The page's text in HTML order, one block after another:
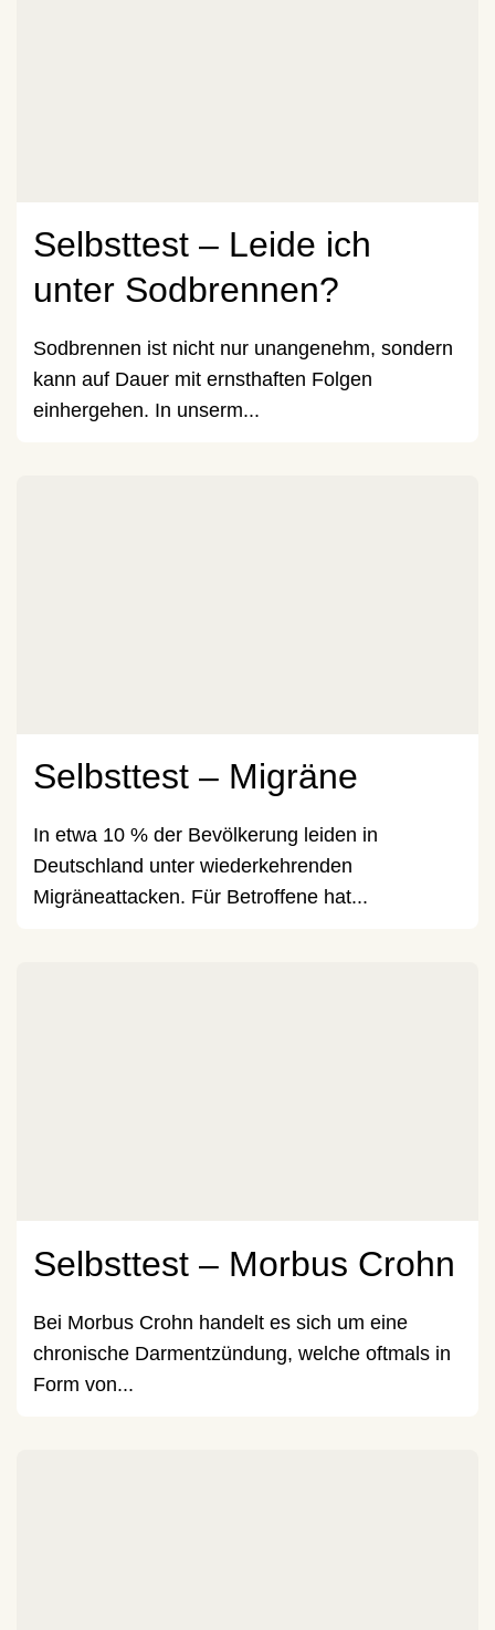
Selbsttest – Leide ich
unter Sodbrennen?
Sodbrennen ist nicht nur unangenehm, sondern
kann auf Dauer mit ernsthaften Folgen
einhergehen. In unserm...
Selbsttest – Migräne
In etwa 10 % der Bevölkerung leiden in
Deutschland unter wiederkehrenden
Migräneattacken. Für Betroffene hat...
Selbsttest – Morbus Crohn
Bei Morbus Crohn handelt es sich um eine
chronische Darmentzündung, welche oftmals in
Form von...